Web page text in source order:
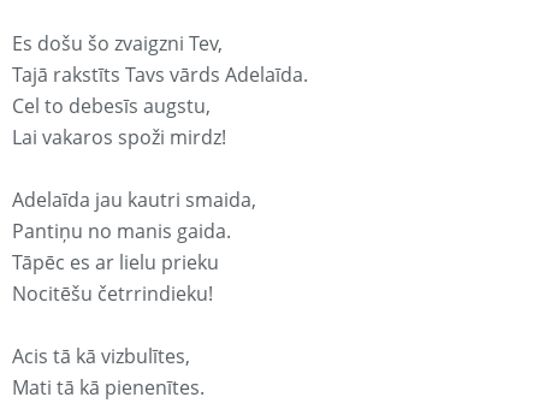
Es došu šo zvaigzni Tev,
Tajā rakstīts Tavs vārds Adelaīda.
Cel to debesīs augstu,
Lai vakaros spoži mirdz!
Adelaīda jau kautri smaida,
Pantiņu no manis gaida.
Tāpēc es ar lielu prieku
Nocitēšu četrrindieku!
Acis tā kā vizbulītes,
Mati tā kā pienenītes.